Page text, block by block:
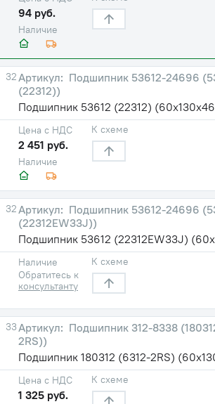
Наличие
94 руб.
32
Подшипник 53612-24696
(22312))
Подшипник 53612 (22312)
Наличие
Цена с НДС
2 451 руб.
К схеме
32
Подшипник 53612-24696
(22312EW33J))
Подшипник 53612 (22312EW33J)
Наличие
Обратитесь к
консультанту
К схеме
33
Подшипник 312-8338
2RS))
Подшипник 180312 (6312-2RS)
Цена с НДС
1 325 руб.
К схеме